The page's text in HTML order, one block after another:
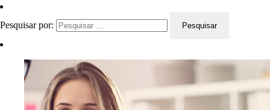
Pesquisar por: